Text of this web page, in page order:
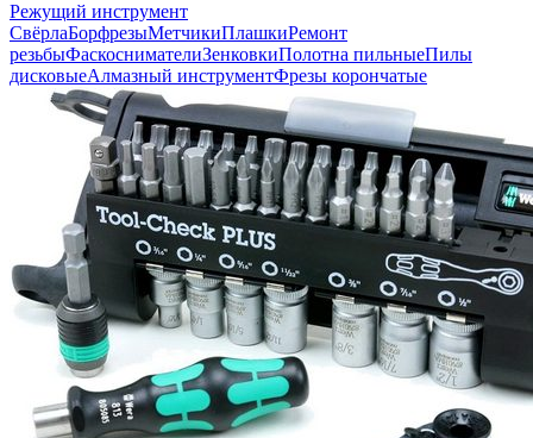
Режущий инструмент
СвёрлаБорфрезыМетчикиПлашкиРемонт
резьбыФаскоснимателиЗенковкиПолотна пильныеПилы
дисковыеАлмазный инструментФрезы корончатые